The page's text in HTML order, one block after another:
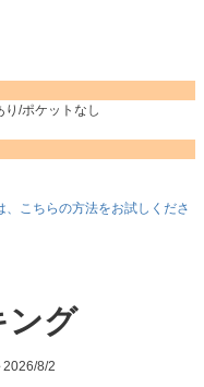
/ポケットなし
こちらの方法をお試しくださ
ング
8/2